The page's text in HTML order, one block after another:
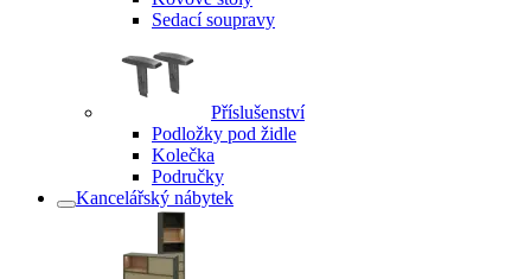
Sedací soupravy
Příslušenství
Podložky pod židle
Kolečka
Područky
Kancelářský nábytek